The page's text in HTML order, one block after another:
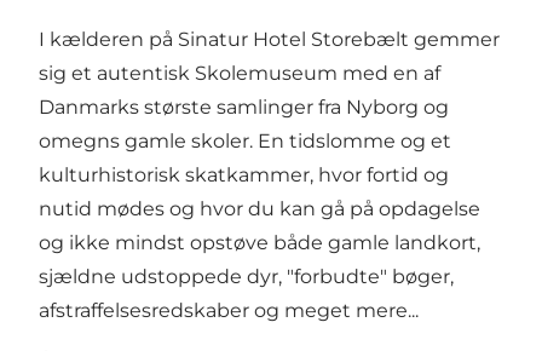
I kælderen på Sinatur Hotel Storebælt gemmer
sig et autentisk Skolemuseum med en af
Danmarks største samlinger fra Nyborg og
omegns gamle skoler. En tidslomme og et
kulturhistorisk skatkammer, hvor fortid og
nutid mødes og hvor du kan gå på opdagelse
og ikke mindst opstøve både gamle landkort,
sjældne udstoppede dyr, "forbudte" bøger,
afstraffelsesredskaber og meget mere...